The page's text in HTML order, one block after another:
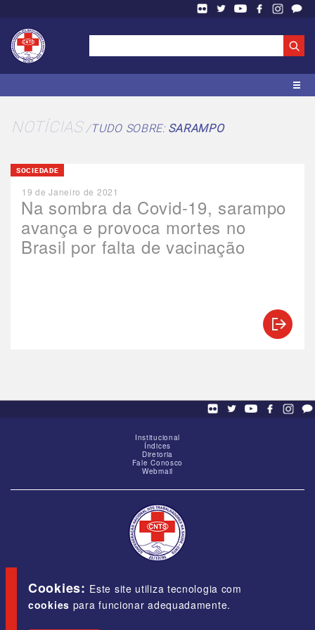
Cookies: Este site utiliza tecnologia com
cookies para funcionar adequadamente.
NOTÍCIAS TUDO SOBRE: SARAMPO
Na sombra da Covid-19, sarampo
avança e provoca mortes no
Brasil por falta de vacinação
SOCIEDADE
19 de Janeiro de 2021
Institucional
Índices
Diretoria
Fale Conosco
Webmail
Brasília-DF, CEP 70309-900
E-mail:cnts@cnts.org.br